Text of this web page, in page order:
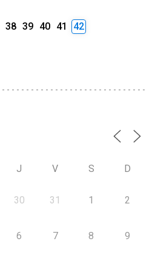
38 39 40 41 42
J V S D
30 31 1 2
6 7 8 9